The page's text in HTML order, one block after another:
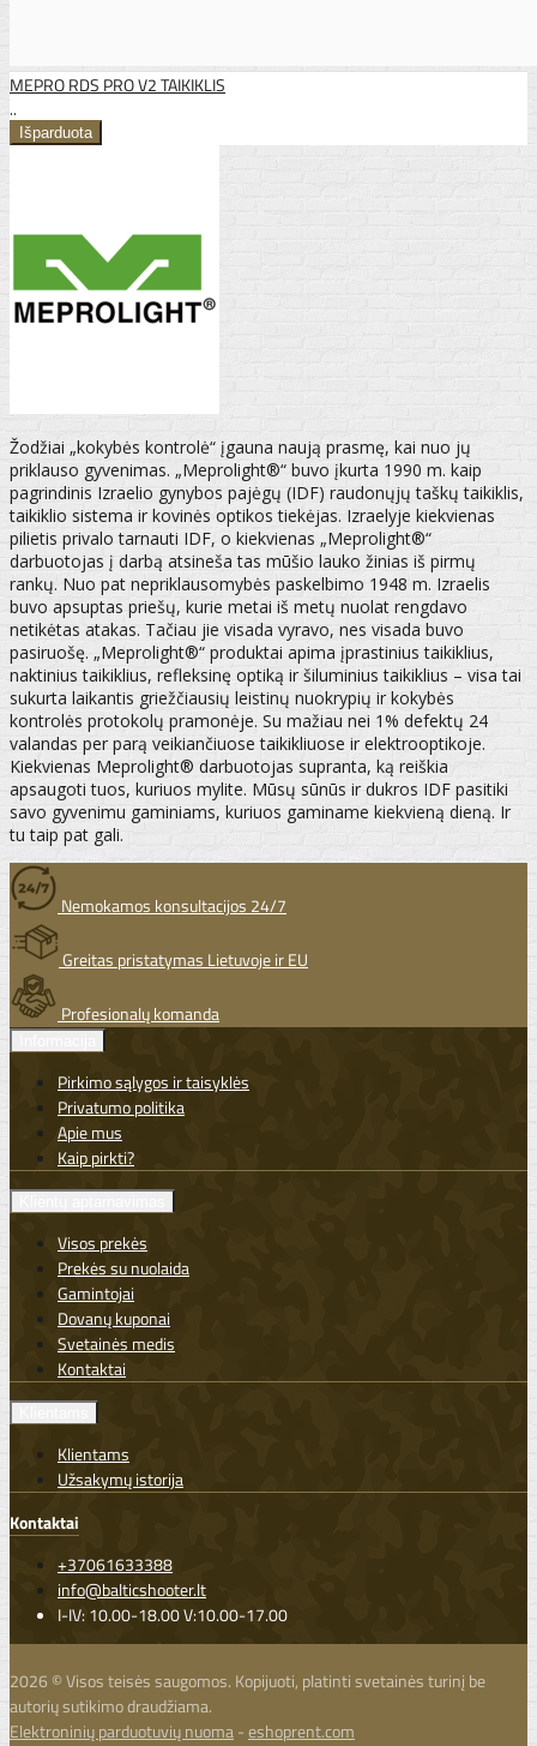
MEPRO RDS PRO V2 TAIKIKLIS
..
Žodžiai „kokybės kontrolė“ įgauna naują prasmę, kai nuo jų
priklauso gyvenimas. „Meprolight®“ buvo įkurta 1990 m. kaip
pagrindinis Izraelio gynybos pajėgų (IDF) raudonųjų taškų taikiklis,
taikiklio sistema ir kovinės optikos tiekėjas. Izraelyje kiekvienas
pilietis privalo tarnauti IDF, o kiekvienas „Meprolight®“
darbuotojas į darbą atsineša tas mūšio lauko žinias iš pirmų
rankų. Nuo pat nepriklausomybės paskelbimo 1948 m. Izraelis
buvo apsuptas priešų, kurie metai iš metų nuolat rengdavo
netikėtas atakas. Tačiau jie visada vyravo, nes visada buvo
pasiruošę. „Meprolight®“ produktai apima įprastinius taikiklius,
naktinius taikiklius, refleksinę optiką ir šiluminius taikiklius – visa tai
sukurta laikantis griežčiausių leistinų nuokrypių ir kokybės
kontrolės protokolų pramonėje. Su mažiau nei 1% defektų 24
valandas per parą veikiančiuose taikikliuose ir elektrooptikoje.
Kiekvienas Meprolight® darbuotojas supranta, ką reiškia
apsaugoti tuos, kuriuos mylite. Mūsų sūnūs ir dukros IDF pasitiki
savo gyvenimu gaminiams, kuriuos gaminame kiekvieną dieną. Ir
tu taip pat gali.
Nemokamos konsultacijos 24/7
Greitas pristatymas Lietuvoje ir EU
Profesionalų komanda
Pirkimo sąlygos ir taisyklės
Privatumo politika
Apie mus
Kaip pirkti?
Visos prekės
Prekės su nuolaida
Gamintojai
Dovanų kuponai
Svetainės medis
Kontaktai
Klientams
Užsakymų istorija
Kontaktai
+37061633388
info@balticshooter.lt
I-IV: 10.00-18.00 V:10.00-17.00
2026 © Visos teisės saugomos. Kopijuoti, platinti svetainės turinį be
autorių sutikimo draudžiama.
Elektroninių parduotuvių nuoma-eshoprent.com